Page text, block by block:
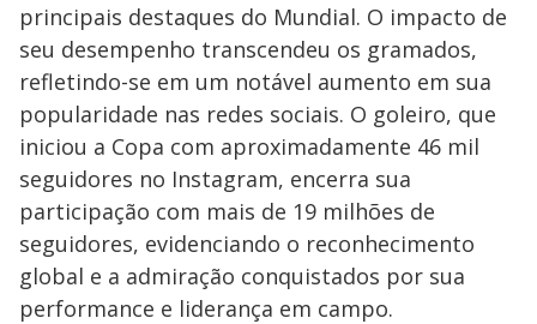
principais destaques do Mundial. O impacto de
seu desempenho transcendeu os gramados,
refletindo-se em um notável aumento em sua
popularidade nas redes sociais. O goleiro, que
iniciou a Copa com aproximadamente 46 mil
seguidores no Instagram, encerra sua
participação com mais de 19 milhões de
seguidores, evidenciando o reconhecimento
global e a admiração conquistados por sua
performance e liderança em campo.